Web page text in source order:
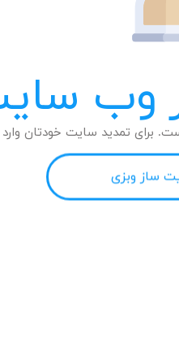
وب
برای تمدید سایت خودتان وارد
ساز وبزی